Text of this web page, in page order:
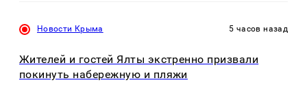
Новости Крыма 5 часов назад
Жителей и гостей Ялты экстренно призвали
покинуть набережную и пляжи